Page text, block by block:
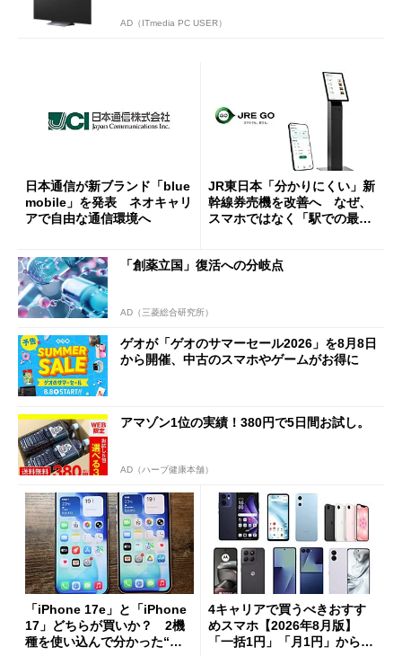
AD（ITmedia PC USER）
日本通信が新ブランド「blue
mobile」を発表 ネオキャリ
アで自由な通信環境へ
JR東日本「分かりにくい」新
幹線券売機を改善へ なぜ、
スマホではなく「駅での最短
「創薬立国」復活への分岐点
AD（三菱総合研究所）
ゲオが「ゲオのサマーセール2026」を8月8日
から開催、中古のスマホやゲームがお得に
アマゾン1位の実績！380円で5日間お試し。
AD（ハーブ健康本舗）
「iPhone 17e」と「iPhone
17」どちらが買いか？ 2機
種を使い込んで分かった“ス
4キャリアで買うべきおすす
めスマホ【2026年8月版】
「一括1円」「月1円」からお